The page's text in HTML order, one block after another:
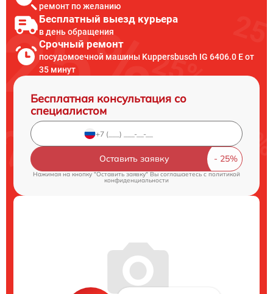
ремонт по желанию
Бесплатный выезд курьера
в день обращения
Срочный ремонт
посудомоечной машины Kuppersbusch IG 6406.0 E от
35 минут
Бесплатная консультация со
специалистом
Оставить заявку
Нажимая на кнопку "Оставить заявку" Вы соглашаетесь cполитикой
конфиденциальности